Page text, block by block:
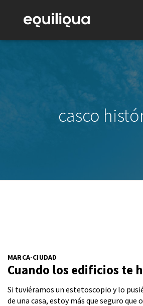
casco
MARCA-CIUDAD
Cuando los edificios te
Si tuviéramos un estetoscopio y lo
de una casa, estoy más que seguro